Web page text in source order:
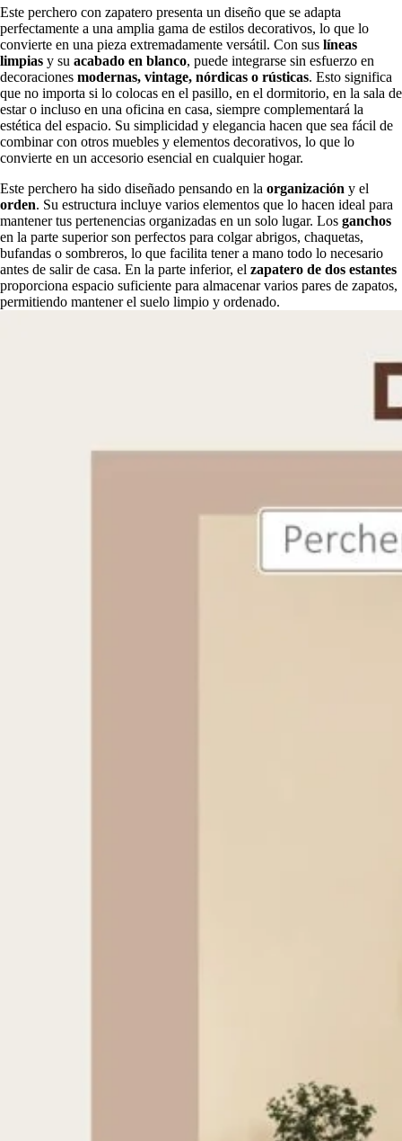
Este perchero con zapatero presenta un diseño que se adapta
perfectamente a una amplia gama de estilos decorativos, lo que lo
convierte en una pieza extremadamente versátil. Con sus líneas
limpias y su acabado en blanco, puede integrarse sin esfuerzo en
decoraciones modernas, vintage, nórdicas o rústicas. Esto significa
que no importa si lo colocas en el pasillo, en el dormitorio, en la sala de
estar o incluso en una oficina en casa, siempre complementará la
estética del espacio. Su simplicidad y elegancia hacen que sea fácil de
combinar con otros muebles y elementos decorativos, lo que lo
convierte en un accesorio esencial en cualquier hogar.
Este perchero ha sido diseñado pensando en la organización y el
orden. Su estructura incluye varios elementos que lo hacen ideal para
mantener tus pertenencias organizadas en un solo lugar. Los ganchos
en la parte superior son perfectos para colgar abrigos, chaquetas,
bufandas o sombreros, lo que facilita tener a mano todo lo necesario
antes de salir de casa. En la parte inferior, el zapatero de dos estantes
proporciona espacio suficiente para almacenar varios pares de zapatos,
permitiendo mantener el suelo limpio y ordenado.